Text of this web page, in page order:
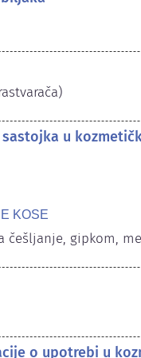
sastojka u
KOSE
češljanje, gipkom,
o upotrebi u